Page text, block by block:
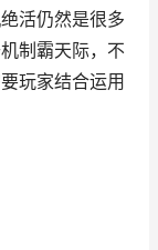
活仍然是很多
制霸天际，不
玩家结合运用